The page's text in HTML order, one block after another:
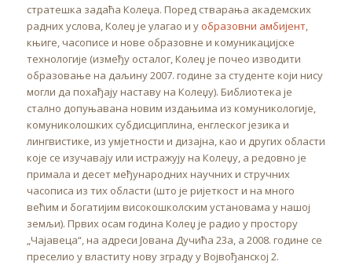
стратешка задаћа Колеџа. Поред стварања академских
радних услова, Колеџ је улагао и у образовни амбијент,
књиге, часописе и нове образовне и комуникацијске
технологије (између осталог, Колеџ је почео изводити
образовање на даљину 2007. године за студенте који нису
могли да похађају наставу на Колеџу). Библиотека је
стално допуњавана новим издањима из комуникологије,
комуниколошких субдисциплина, енглеског језика и
лингвистике, из умјетности и дизајна, као и других области
које се изучавају или истражују на Колеџу, а редовно је
примала и десет међународних научних и стручних
часописа из тих области (што је ријеткост и на много
већим и богатијим високошколским установама у нашој
земљи). Првих осам година Колеџ је радио у простору
„Чајавеца“, на адреси Јована Дучића 23а, а 2008. године се
преселио у властиту нову зграду у Војвођанској 2.